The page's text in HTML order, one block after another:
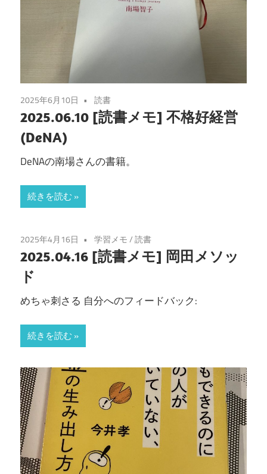
2025年6月10日 読書
2025.06.10 [読書メモ] 不格好経営
(DeNA)
DeNAの南場さんの書籍。
続きを読む
2025年4月16日 学習メモ/読書
2025.04.16 [読書メモ] 岡田メソッ
ド
めちゃ刺さる 自分へのフィードバック:
続きを読む